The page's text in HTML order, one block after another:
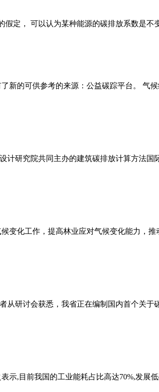
定， 可以认为某种能源的碳排放系数是不
的可供参考的来源：公益碳踪平台。 气
研究院共同主办的建筑碳排放计算方法国
变化工作，提高林业应对气候变化能力，
研讨会获悉，我省正在编制国内首个关于
示,目前我国的工业能耗占比高达70%,发展